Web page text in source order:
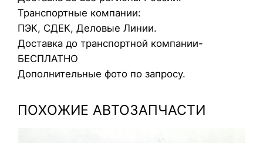
o
v
e
r
F
e
Транспортные компании:
ПЭК, СДЕК, Деловые Линии.
Доставка до транспортной компании-
БЕСПЛАТНО
Дополнительные фото по запросу.
ПОХОЖИЕ АВТОЗАПЧАСТИ